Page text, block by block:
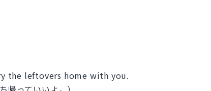
the leftovers home with you.